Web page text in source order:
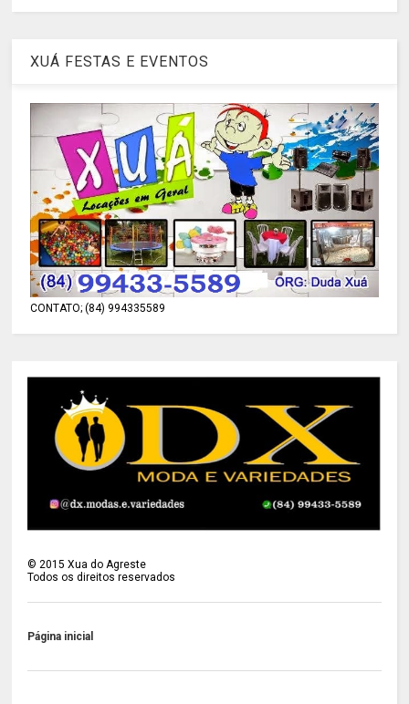
XUÁ FESTAS E EVENTOS
CONTATO; (84) 994335589
©2015 Xua do Agreste
Todos os direitos reservados
Página inicial